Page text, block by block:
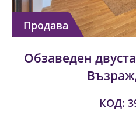
Продава
Обзаведен
КОД: